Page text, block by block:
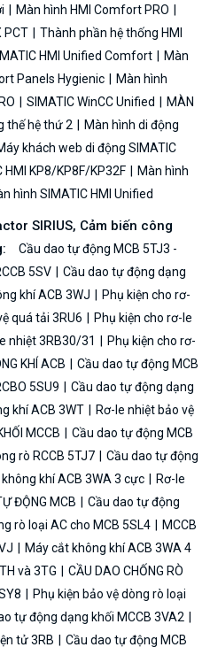
Màn hình HMI Comfort PRO
PCT
Thành phần hệ thống HMI
HMI Unified Comfort
Màn
Panels Hygienic
Màn hình
SIMATIC WinCC Unified
MÀN
thế hệ thứ 2
Màn hình di động
khách web di động SIMATIC
HMI KP8/KP8F/KP32F
Màn hình
hình SIMATIC HMI Unified
SIRIUS, Cảm biến công
Cầu dao tự động MCB 5TJ3 -
5SV
Cầu dao tự động dạng
khí ACB 3WJ
Phụ kiện cho rơ-
quá tải 3RU6
Phụ kiện cho rơ-le
nhiệt 3RB30/31
Phụ kiện cho rơ-
KHÍ ACB
Cầu dao tự động MCB
5SU9
Cầu dao tự động dạng
khí ACB 3WT
Rơ-le nhiệt bảo vệ
MCCB
Cầu dao tự động MCB
rò RCCB 5TJ7
Cầu dao tự động
khí ACB 3WA 3 cực
Rơ-le
ĐỘNG MCB
Cầu dao tự động
rò loại AC cho MCB 5SL4
MCCB
Máy cắt không khí ACB 3WA 4
và 3TG
CẦU DAO CHỐNG RÒ
Phụ kiện bảo vệ dòng rò loại
tự động dạng khối MCCB 3VA2
tử 3RB
Cầu dao tự động MCB